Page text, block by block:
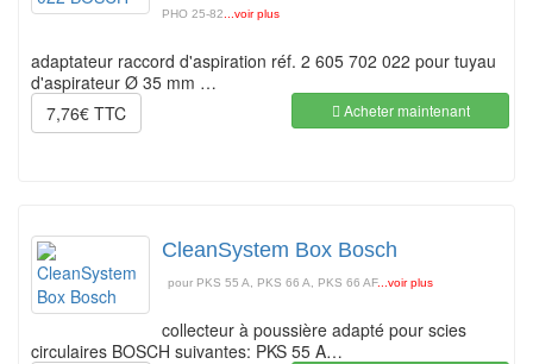
PHO 25-82 ...voir plus
adaptateur raccord d'aspiration réf. 2 605 702 022 pour tuyau
d'aspirateur Ø 35 mm …
7,76€ TTC
Acheter maintenant
CleanSystem Box Bosch
pour PKS 55 A, PKS 66 A, PKS 66 AF...voir plus
collecteur à poussière adapté pour scies
circulaires BOSCH suivantes: PKS 55 A…